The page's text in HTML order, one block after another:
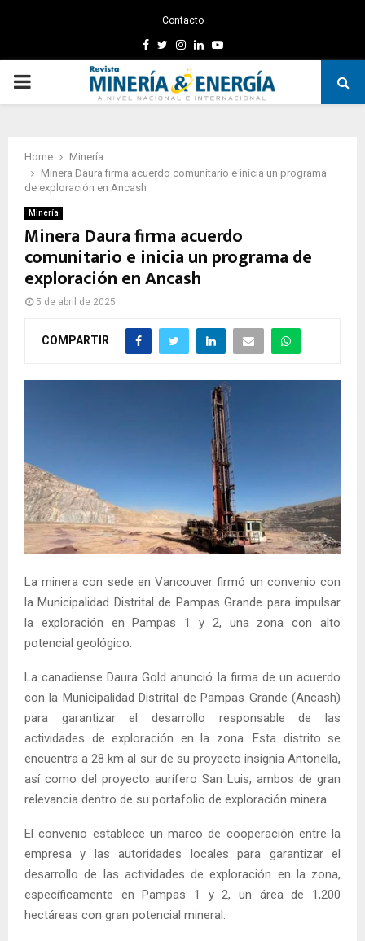
Contacto
Facebook
TwitterInstagram
LinkedinYoutube
PRIMARY
Home
Minería
Minera Daura firma acuerdo comunitario e inicia un programa
de exploración en Ancash
Minería
Minera Daura firma acuerdo
comunitario e inicia un programa de
exploración en Ancash
5 de abril de 2025
COMPARTIR
La minera con sede en Vancouver firmó un convenio con
la Municipalidad Distrital de Pampas Grande para impulsar
la exploración en Pampas 1 y 2, una zona con alto
potencial geológico.
La canadiense Daura Gold anunció la firma de un acuerdo
con la Municipalidad Distrital de Pampas Grande (Ancash)
para garantizar el desarrollo responsable de las
actividades de exploración en la zona. Esta distrito se
encuentra a 28 km al sur de su proyecto insignia Antonella,
así como del proyecto aurífero San Luis, ambos de gran
relevancia dentro de su portafolio de exploración minera.
El convenio establece un marco de cooperación entre la
empresa y las autoridades locales para garantizar el
desarrollo de las actividades de exploración en la zona,
específicamente en Pampas 1 y 2, un área de 1,200
hectáreas con gran potencial mineral.